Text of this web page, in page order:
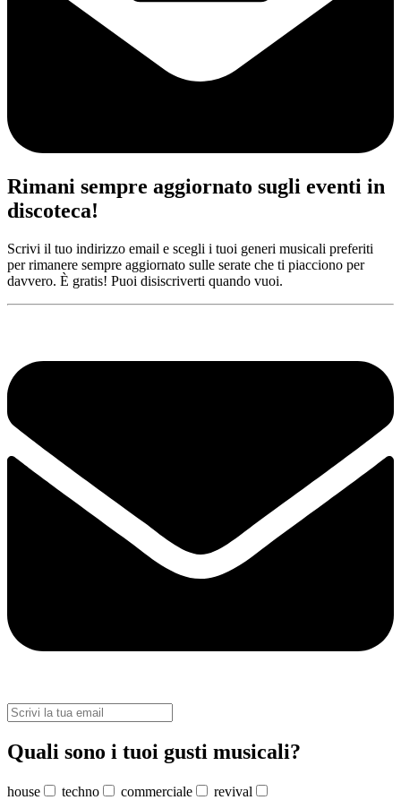
Rimani sempre aggiornato sugli eventi in
discoteca!
Scrivi il tuo indirizzo email e scegli i tuoi generi musicali preferiti
per rimanere sempre aggiornato sulle serate che ti piacciono per
davvero. È gratis! Puoi disiscriverti quando vuoi.
Quali sono i tuoi gusti musicali?
house techno commerciale
revival